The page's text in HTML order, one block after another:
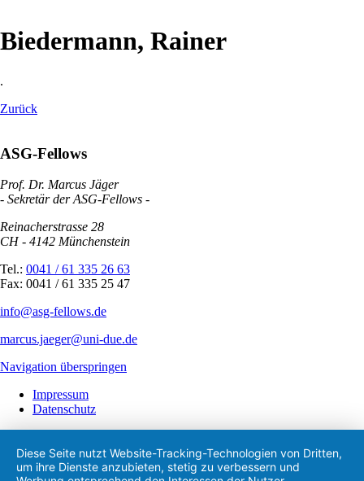
Biedermann, Rainer
.
Zurück
ASG-Fellows
Prof. Dr. Marcus Jäger
- Sekretär der ASG-Fellows -
Reinacherstrasse 28
CH - 4142 Münchenstein
Tel.: 0041 / 61 335 26 63
Fax: 0041 / 61 335 25 47
info@asg-fellows.de
marcus.jaeger@uni-due.de
Navigation überspringen
Impressum
Datenschutz
Diese Seite nutzt Website-Tracking-Technologien von Dritten,
um ihre Dienste anzubieten, stetig zu verbessern und